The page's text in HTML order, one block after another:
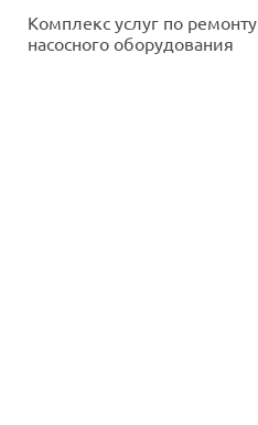
Комплекс услуг по ремонту
насосного оборудования